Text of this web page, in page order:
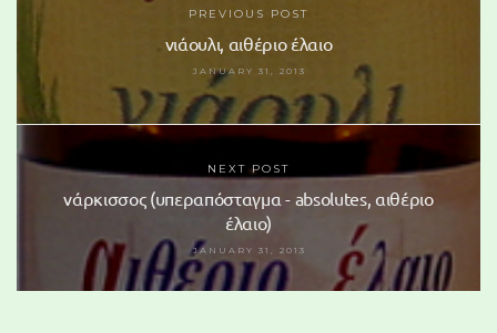
PREVIOUS POST
νιάουλι, αιθέριο έλαιο
JANUARY 31, 2013
NEXT POST
νάρκισσος (υπεραπόσταγμα - absolutes, αιθέριο
έλαιο)
JANUARY 31, 2013